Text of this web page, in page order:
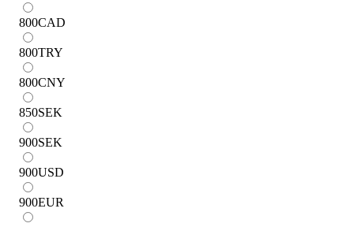
800CAD
800TRY
800CNY
850SEK
900SEK
900USD
900EUR